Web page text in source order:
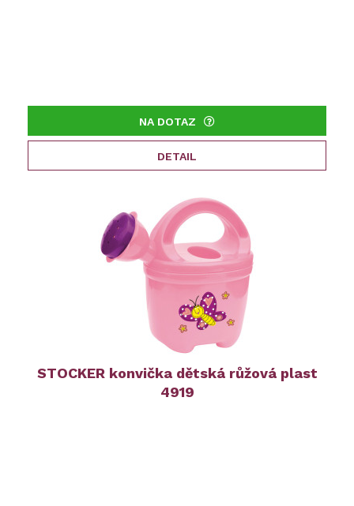
NA DOTAZ
DETAIL
STOCKER konvička dětská růžová plast
4919